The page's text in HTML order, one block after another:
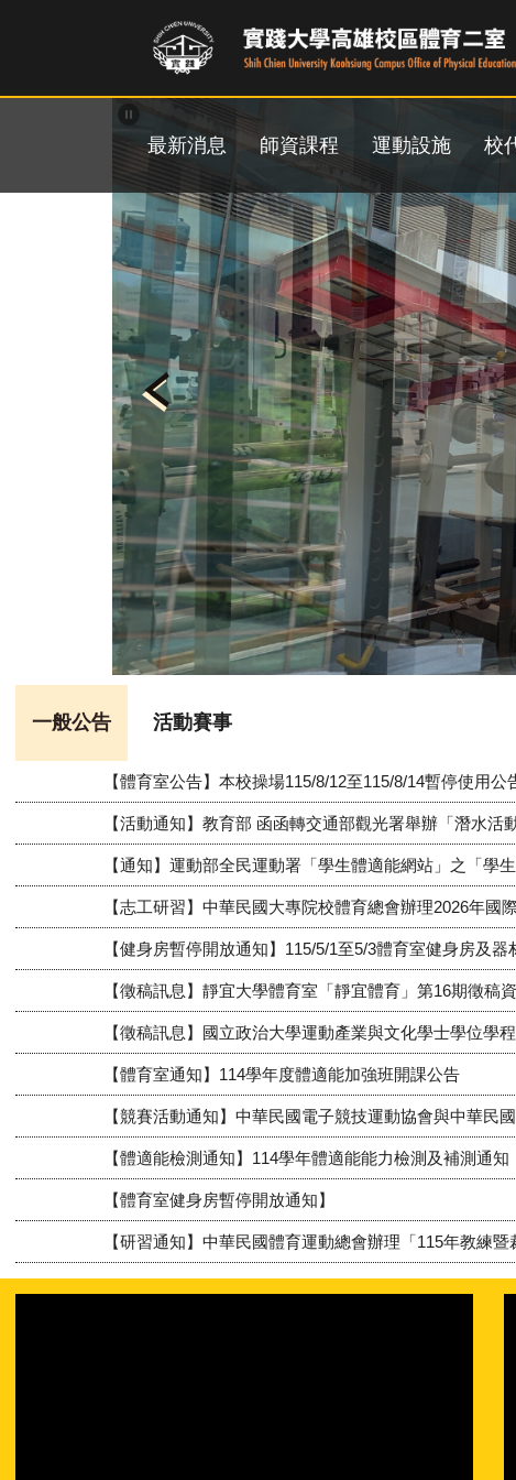
最新消息 師資課程 運動設施 校
一般公告 活動賽事
【體育室公告】本校操場115/8/12至115/8/14暫停使用公
【活動通知】教育部 函函轉交通部觀光署舉辦「潛水
【通知】運動部全民運動署「學生體適能網站」之「
【志工研習】中華民國大專院校體育總會辦理2026年國
【健身房暫停開放通知】115/5/1至5/3體育室健身房及
【徵稿訊息】靜宜大學體育室「靜宜體育」第16期徵稿
【徵稿訊息】國立政治大學運動產業與文化學士學位學
【體育室通知】114學年度體適能加強班開課公告
【競賽活動通知】中華民國電子競技運動協會與中華
【體適能檢測通知】114學年體適能能力檢測及補測通知
【體育室健身房暫停開放通知】
【研習通知】中華民國體育運動總會辦理「115年教練